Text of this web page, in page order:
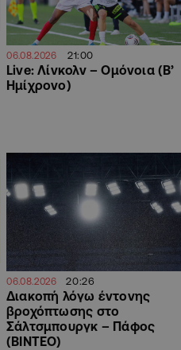
06.08.2026 21:00
Live: Λίνκολν – Ομόνοια (Β’
Ημίχρονο)
06.08.2026 20:26
Διακοπή λόγω έντονης
βροχόπτωσης στο
Σάλτσμπουργκ – Πάφος
(ΒΙΝΤΕΟ)